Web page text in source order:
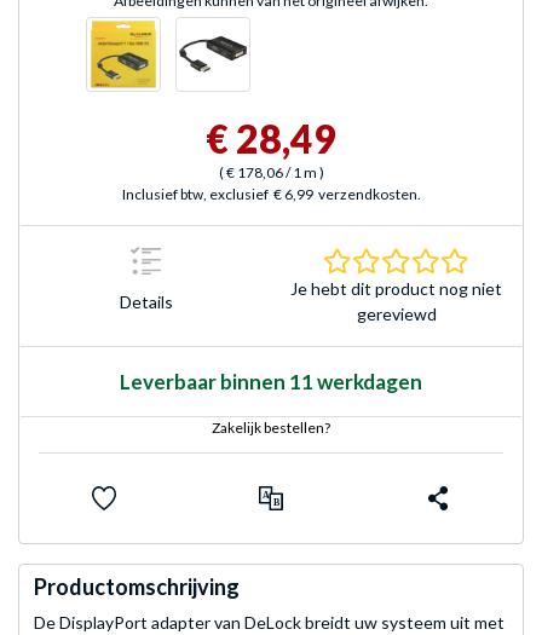
€ 28,49
(€ 178,06/ 1 m )
Inclusief btw, exclusief € 6,99 verzendkosten.
Details
Je hebt dit product nog niet
gereviewd
Leverbaar binnen 11 werkdagen
Zakelijk bestellen?
Productomschrijving
De DisplayPort adapter van DeLock breidt uw systeem uit met